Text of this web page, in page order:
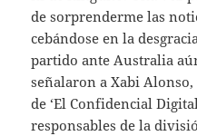
de sorprenderme las
cebándose en la
partido ante Australia
señalaron a Xabi
de ‘El Confidencial
responsables de la